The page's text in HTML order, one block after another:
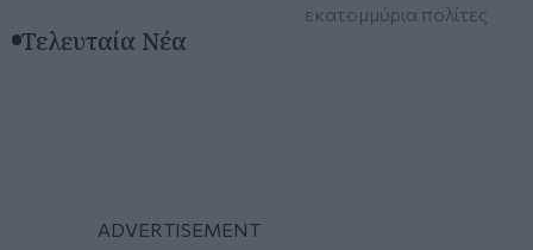
εκατομμύρια πολίτες
Τελευταία Νέα